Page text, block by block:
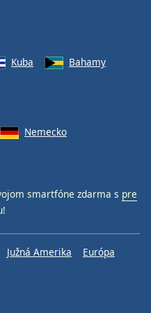
Kuba
Bahamy
Nemecko
smartfóne zdarma s pre
Južná Amerika
Európa